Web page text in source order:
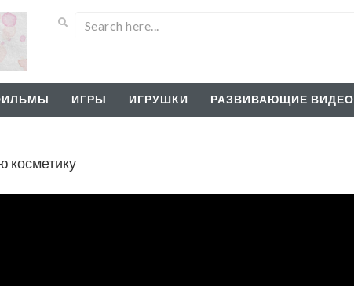
ИГРЫ ИГРУШКИ РАЗВИВАЮЩИЕ ВИДЕО
косметику